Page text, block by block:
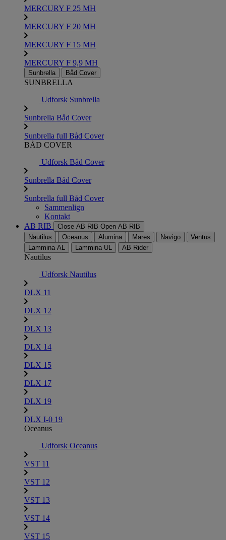
MERCURY F 25 MH
MERCURY F 20 MH
MERCURY F 15 MH
MERCURY F 9,9 MH
Sunbrella Båd Cover
SUNBRELLA
Udforsk Sunbrella
Sunbrella Båd Cover
Sunbrella full Båd Cover
BÅD COVER
Udforsk Båd Cover
Sunbrella Båd Cover
Sunbrella full Båd Cover
Sammenlign
Kontakt
AB RIB
Close AB RIB Open AB RIB
Nautilus
Oceanus Alumina Mares Navigo
Ventus
Lammina AL
Lammina UL AB Rider
Nautilus
Udforsk Nautilus
DLX 11
DLX 12
DLX 13
DLX 14
DLX 15
DLX 17
DLX 19
DLX I-0 19
Oceanus
Udforsk Oceanus
VST 11
VST 12
VST 13
VST 14
VST 15